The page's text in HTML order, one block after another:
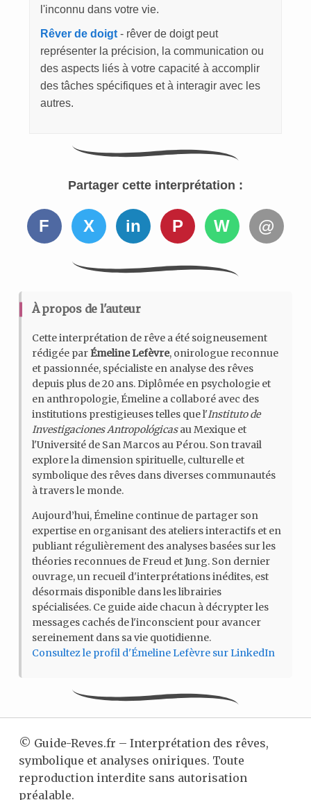
l'inconnu dans votre vie.
Rêver de doigt- rêver de doigt peut
représenter la précision, la communication ou
des aspects liés à votre capacité à accomplir
des tâches spécifiques et à interagir avec les
autres.
Partager cette interprétation :
F X in P W @
À propos de l'auteur
Cette interprétation de rêve a été soigneusement
rédigée parÉmeline Lefèvre, onirologue reconnue
et passionnée, spécialiste en analyse des rêves
depuis plus de 20 ans. Diplômée en psychologie et
en anthropologie, Émeline a collaboré avec des
institutions prestigieuses telles que l'Instituto de
Investigaciones Antropológicasau Mexique et
l'Université de San Marcos au Pérou. Son travail
explore la dimension spirituelle, culturelle et
symbolique des rêves dans diverses communautés
à travers le monde.
Aujourd’hui, Émeline continue de partager son
expertise en organisant des ateliers interactifs et en
publiant régulièrement des analyses basées sur les
théories reconnues de Freud et Jung. Son dernier
ouvrage, un recueil d'interprétations inédites, est
désormais disponible dans les librairies
spécialisées. Ce guide aide chacun à décrypter les
messages cachés de l'inconscient pour avancer
sereinement dans sa vie quotidienne.
Consultez le profil d'Émeline Lefèvre sur LinkedIn
© Guide-Reves.fr – Interprétation des rêves,
symbolique et analyses oniriques. Toute
reproduction interdite sans autorisation
préalable.